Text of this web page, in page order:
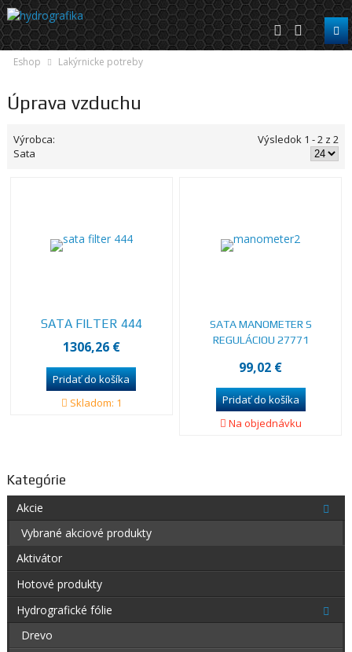
Eshop Lakýrnicke potreby
Úprava vzduchu
Výrobca:
Sata
Výsledok 1 - 2 z 2
SATA FILTER 444
1306,26 €
Skladom: 1
SATA MANOMETER S
REGULÁCIOU 27771
99,02 €
Na objednávku
Kategórie
Akcie
Vybrané akciové produkty
Aktivátor
Hotové produkty
Hydrografické fólie
Drevo